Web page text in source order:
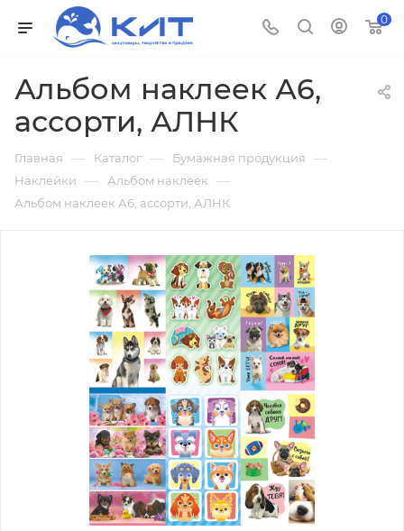
0
Альбом наклеек А6,
ассорти, АЛНК
Главная — Каталог — Бумажная продукция —
Наклейки — Альбом наклеек —
Альбом наклеек А6, ассорти, АЛНК